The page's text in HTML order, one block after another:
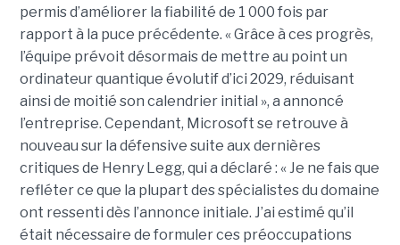
permis d’améliorer la fiabilité de 1 000 fois par
rapport à la puce précédente. « Grâce à ces progrès,
l’équipe prévoit désormais de mettre au point un
ordinateur quantique évolutif d’ici 2029, réduisant
ainsi de moitié son calendrier initial », a annoncé
l’entreprise. Cependant, Microsoft se retrouve à
nouveau sur la défensive suite aux dernières
critiques de Henry Legg, qui a déclaré : « Je ne fais que
refléter ce que la plupart des spécialistes du domaine
ont ressenti dès l’annonce initiale. J’ai estimé qu’il
était nécessaire de formuler ces préoccupations